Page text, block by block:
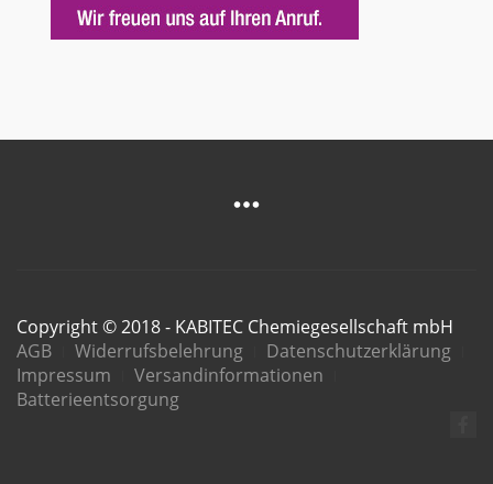
Copyright © 2018 - KABITEC Chemiegesellschaft mbH
AGB
Widerrufsbelehrung
Datenschutzerklärung
Impressum
Versandinformationen
Batterieentsorgung